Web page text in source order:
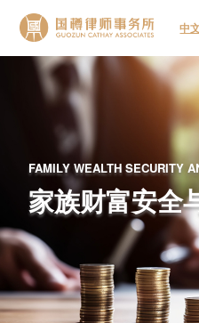
中
FAMILY WEALTH SECURITY
家族财富安全